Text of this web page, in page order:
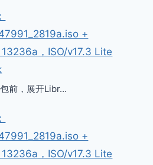
+
，ISO/v17.3 Lite
前，展开Libr…
+
，ISO/v17.3 Lite